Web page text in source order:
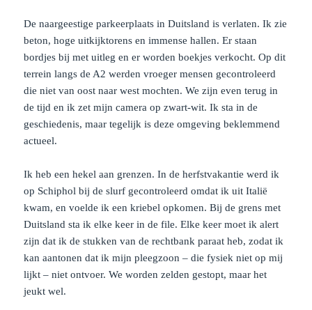
De naargeestige parkeerplaats in Duitsland is verlaten. Ik zie
beton, hoge uitkijktorens en immense hallen. Er staan
bordjes bij met uitleg en er worden boekjes verkocht. Op dit
terrein langs de A2 werden vroeger mensen gecontroleerd
die niet van oost naar west mochten. We zijn even terug in
de tijd en ik zet mijn camera op zwart-wit. Ik sta in de
geschiedenis, maar tegelijk is deze omgeving beklemmend
actueel.
Ik heb een hekel aan grenzen. In de herfstvakantie werd ik
op Schiphol bij de slurf gecontroleerd omdat ik uit Italië
kwam, en voelde ik een kriebel opkomen. Bij de grens met
Duitsland sta ik elke keer in de file. Elke keer moet ik alert
zijn dat ik de stukken van de rechtbank paraat heb, zodat ik
kan aantonen dat ik mijn pleegzoon – die fysiek niet op mij
lijkt – niet ontvoer. We worden zelden gestopt, maar het
jeukt wel.